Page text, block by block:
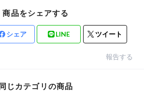
商品をシェアする
シェア LINE ツイート
報告する
じカテゴリの商品